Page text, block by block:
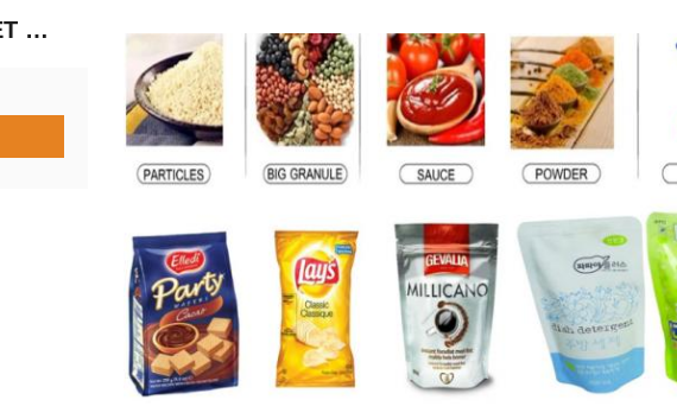
NEEM CONTACT MET ONS OP